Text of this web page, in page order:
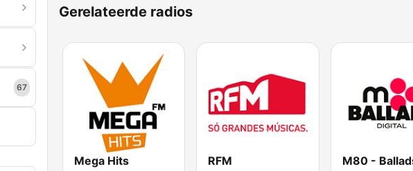
67
Gerelateerde radios
Mega Hits RFM M80 -